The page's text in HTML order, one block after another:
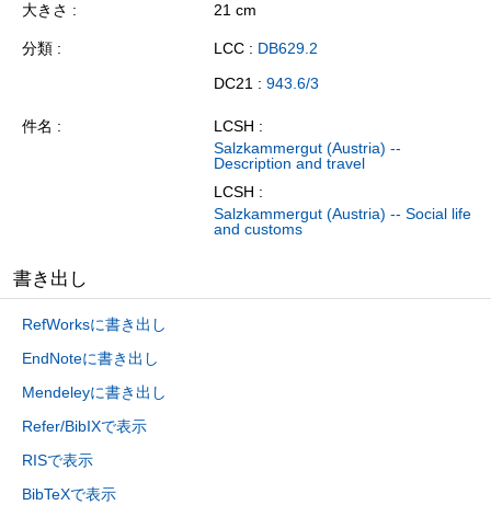
大きさ
21 cm
分類 LCC : DB629.2
DC21 : 943.6/3
件名
LCSH :
Salzkammergut (Austria) --
Description and travel
LCSH :
Salzkammergut (Austria) -- Social life
and customs
書き出し
RefWorksに書き出し
EndNoteに書き出し
Mendeleyに書き出し
Refer/BibIXで表示
RISで表示
BibTeXで表示